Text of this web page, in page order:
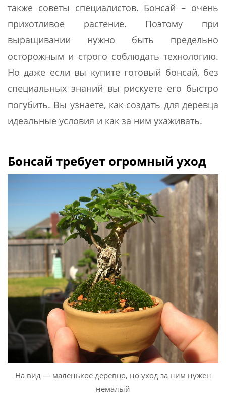
также советы специалистов. Бонсай – очень
прихотливое растение. Поэтому при
выращивании нужно быть предельно
осторожным и строго соблюдать технологию.
Но даже если вы купите готовый бонсай, без
специальных знаний вы рискуете его быстро
погубить. Вы узнаете, как создать для деревца
идеальные условия и как за ним ухаживать.
Бонсай требует огромный уход
На вид — маленькое деревцо, но уход за ним нужен
немалый